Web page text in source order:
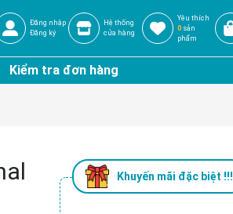
Đăng nhập
Đăng ký
Hệ thống
cửa hàng
Yêu thích
0sản
phẩm
Kiểm tra đơn hàng
Khuyến mãi đặc biệt !!!